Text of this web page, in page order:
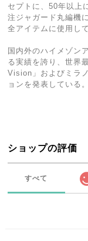
セプトに、50年以上
注ジャガード丸編機
全アイテムに使用し
国内外のハイメゾン
る実績を誇り、世界
Vision」およびミラ
ョンを発表している。
ショップの評価
すべて